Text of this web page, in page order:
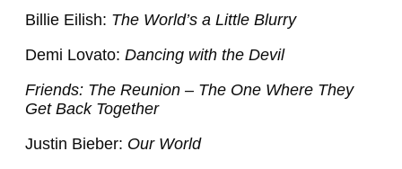
Billie Eilish: The World’s a Little Blurry
Demi Lovato: Dancing with the Devil
Friends: The Reunion – The One Where They
Get Back Together
Justin Bieber: Our World